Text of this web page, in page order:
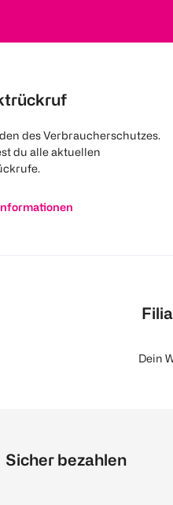
des Verbraucherschutzes.
du alle aktuellen
Dein
Sicher bezahlen